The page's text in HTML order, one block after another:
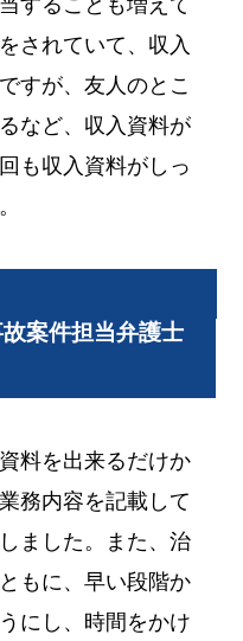
することも増えて
されていて、収入
すが、友人のとこ
など、収入資料が
も収入資料がしっ
案件担当弁護士
料を出来るだけか
務内容を記載して
ました。また、治
もに、早い段階か
にし、時間をかけ